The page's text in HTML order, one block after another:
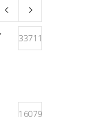
33711
16079